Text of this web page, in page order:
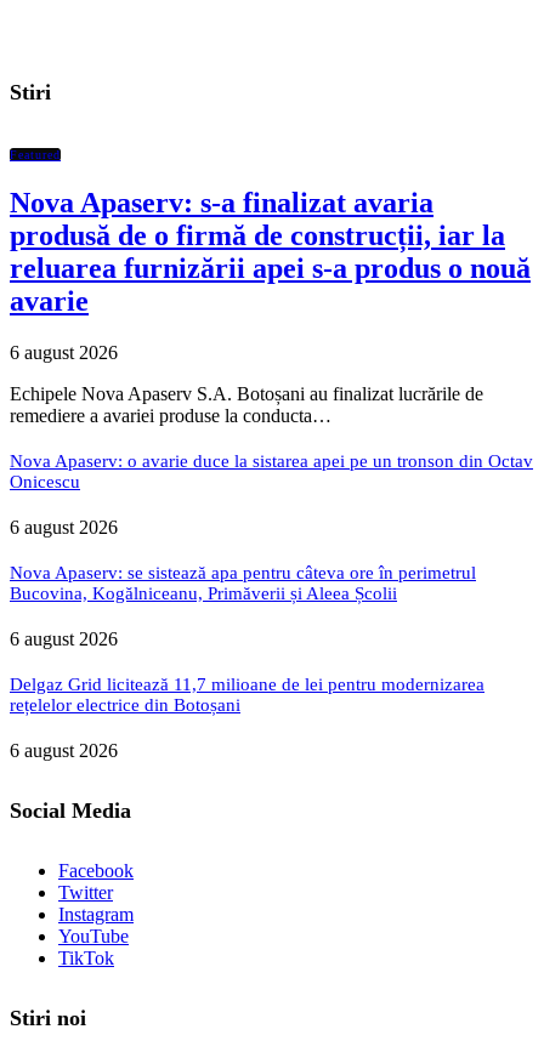
Stiri
Featured
Nova Apaserv: s-a finalizat avaria
produsă de o firmă de construcții, iar la
reluarea furnizării apei s-a produs o nouă
avarie
6 august 2026
Echipele Nova Apaserv S.A. Botoșani au finalizat lucrările de
remediere a avariei produse la conducta…
Nova Apaserv: o avarie duce la sistarea apei pe un tronson din Octav
Onicescu
6 august 2026
Nova Apaserv: se sistează apa pentru câteva ore în perimetrul
Bucovina, Kogălniceanu, Primăverii și Aleea Școlii
6 august 2026
Delgaz Grid licitează 11,7 milioane de lei pentru modernizarea
rețelelor electrice din Botoșani
6 august 2026
Social Media
Facebook
Twitter
Instagram
YouTube
TikTok
Stiri noi